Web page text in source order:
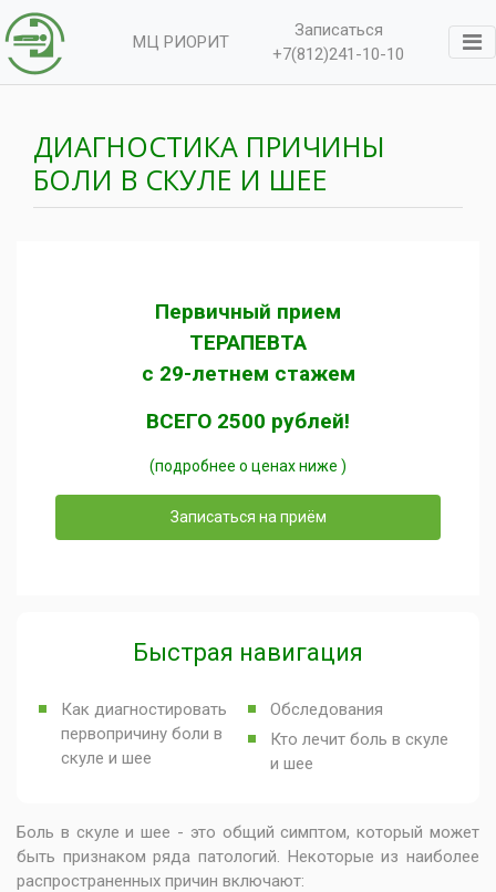
МЦ РИОРИТ
Записаться
+7(812)241-10-10
ДИАГНОСТИКА ПРИЧИНЫ
БОЛИ В СКУЛЕ И ШЕЕ
Первичный прием
ТЕРАПЕВТА
с 29-летнем стажем
ВСЕГО 2500 рублей!
(подробнее о ценах ниже )
Записаться на приём
Быстрая навигация
Как диагностировать
первопричину боли в
скуле и шее
Обследования
Кто лечит боль в скуле
и шее
Боль в скуле и шее - это общий симптом, который может
быть признаком ряда патологий. Некоторые из наиболее
распространенных причин включают: